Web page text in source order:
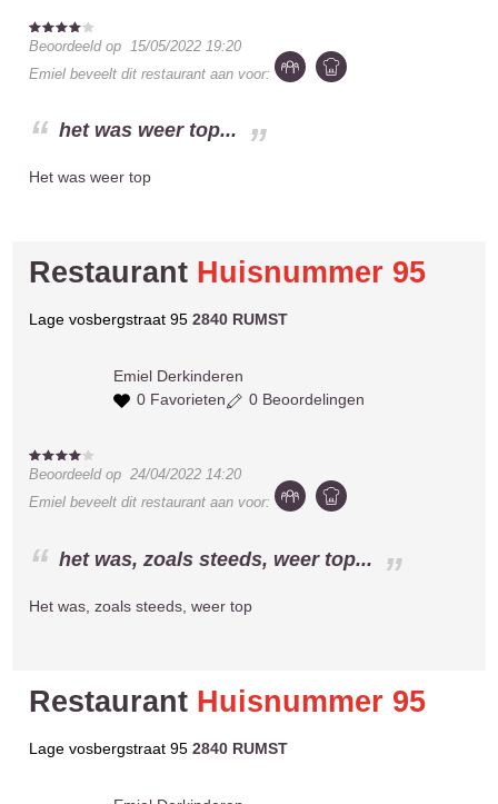
Beoordeeld op
15/05/2022 19:20
Emiel beveelt dit restaurant aan voor:
het was weer top...
Het was weer top
Restaurant Huisnummer 95
Lage vosbergstraat 95 2840 RUMST
Emiel Derkinderen
0 Favorieten
0 Beoordelingen
Beoordeeld op24/04/2022 14:20
Emiel beveelt dit restaurant aan voor:
het was, zoals steeds, weer top...
Het was, zoals steeds, weer top
Restaurant Huisnummer 95
Lage vosbergstraat 95 2840 RUMST